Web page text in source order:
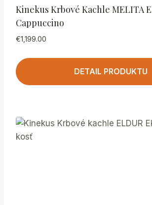
Kinekus Krbové Kachle MELITA
Cappuccino
€1,199.00
DETAIL PRODUKTU